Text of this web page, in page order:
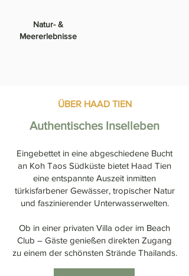
Natur- &
Meererlebnisse
ÜBER HAAD TIEN
Authentisches Inselleben
Eingebettet in eine abgeschiedene Bucht
an Koh Taos Südküste bietet Haad Tien
eine entspannte Auszeit inmitten
türkisfarbener Gewässer, tropischer Natur
und faszinierender Unterwasserwelten.
Ob in einer privaten Villa oder im Beach
Club – Gäste genießen direkten Zugang
zu einem der schönsten Strände Thailands.